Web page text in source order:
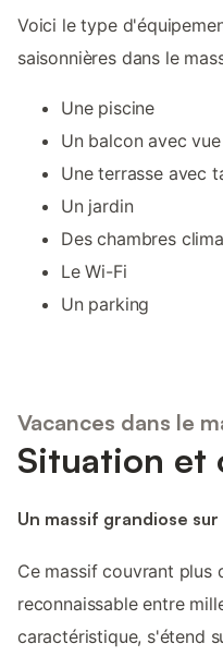
Voici le type
saisonnières dans le
Une piscine
Un balcon avec
Une terrasse avec
Un jardin
Des chambres
Le Wi-Fi
Un parking
Vacances dans le
Situation et
Un massif grandiose
Ce massif couvrant plus
reconnaissable entre
caractéristique, s'étend